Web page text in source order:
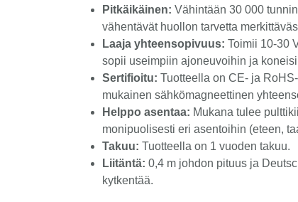
Pitkäikäinen: Vähintään 30 000
vähentävät huollon tarvetta
Laaja yhteensopivuus: Toimii 10-30
sopii useimpiin ajoneuvoihin ja
Sertifioitu: Tuotteella on CE- ja
mukainen sähkömagneettinen
Helppo asentaa: Mukana tulee
monipuolisesti eri asentoihin (eteen,
Takuu: Tuotteella on 1 vuoden takuu.
Liitäntä: 0,4 m johdon pituus ja
kytkentää.